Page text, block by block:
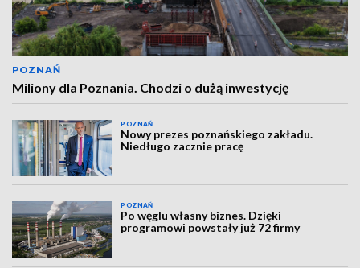
POZNAŃ
Miliony dla Poznania. Chodzi o dużą inwestycję
POZNAŃ
Nowy prezes poznańskiego zakładu.
Niedługo zacznie pracę
POZNAŃ
Po węglu własny biznes. Dzięki
programowi powstały już 72 firmy